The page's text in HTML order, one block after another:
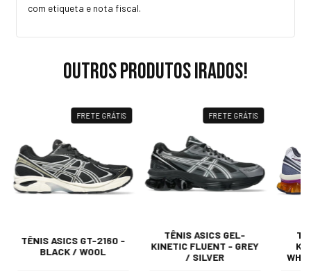
com etiqueta e nota fiscal.
Outros produtos irados!
FRETE GRÁTIS
TÊNIS ASICS GT-2160 -
BLACK / WOOL
FRETE GRÁTIS
TÊNIS ASICS GEL-
KINETIC FLUENT - GREY
/ SILVER